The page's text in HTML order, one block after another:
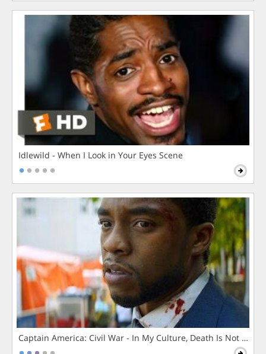
Idlewild - When I Look in Your Eyes Scene
Captain America: Civil War - In My Culture, Death Is Not The